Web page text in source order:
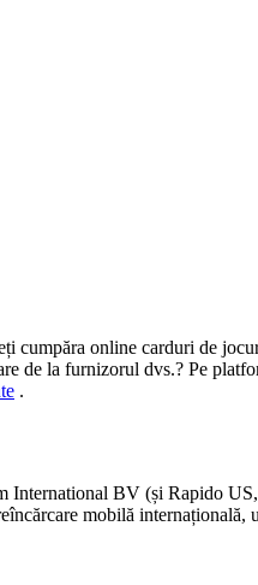
cumpăra online carduri de
de la furnizorul dvs.? Pe
.
International BV (și Rapido
mobilă